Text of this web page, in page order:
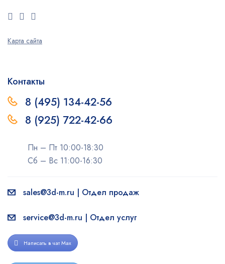
Карта сайта
Контакты
8 (495) 134-42-56
8 (925) 722-42-66
Пн – Пт 10:00-18:30
Сб – Вс 11:00-16:30
sales@3d-m.ru | Отдел продаж
service@3d-m.ru | Отдел услуг
Написать в чат Max